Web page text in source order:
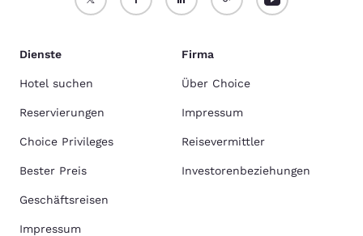
Dienste
Hotel suchen
Reservierungen
Choice Privileges
Bester Preis
Geschäftsreisen
Impressum
Firma
Über Choice
Impressum
Reisevermittler
Investorenbeziehungen